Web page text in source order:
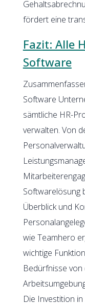
fördert eine
Fazit: Alle
Software
Software
sämtliche HR-
verwalten. Von
Softwarelösung
Überblick und
wie Teamhero
wichtige
Bedürfnisse
Die Investition